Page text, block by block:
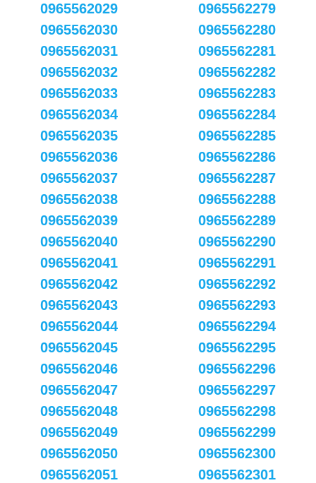
0965562029
0965562030
0965562031
0965562032
0965562033
0965562034
0965562035
0965562036
0965562037
0965562038
0965562039
0965562040
0965562041
0965562042
0965562043
0965562044
0965562045
0965562046
0965562047
0965562048
0965562049
0965562050
0965562051
0965562279
0965562280
0965562281
0965562282
0965562283
0965562284
0965562285
0965562286
0965562287
0965562288
0965562289
0965562290
0965562291
0965562292
0965562293
0965562294
0965562295
0965562296
0965562297
0965562298
0965562299
0965562300
0965562301